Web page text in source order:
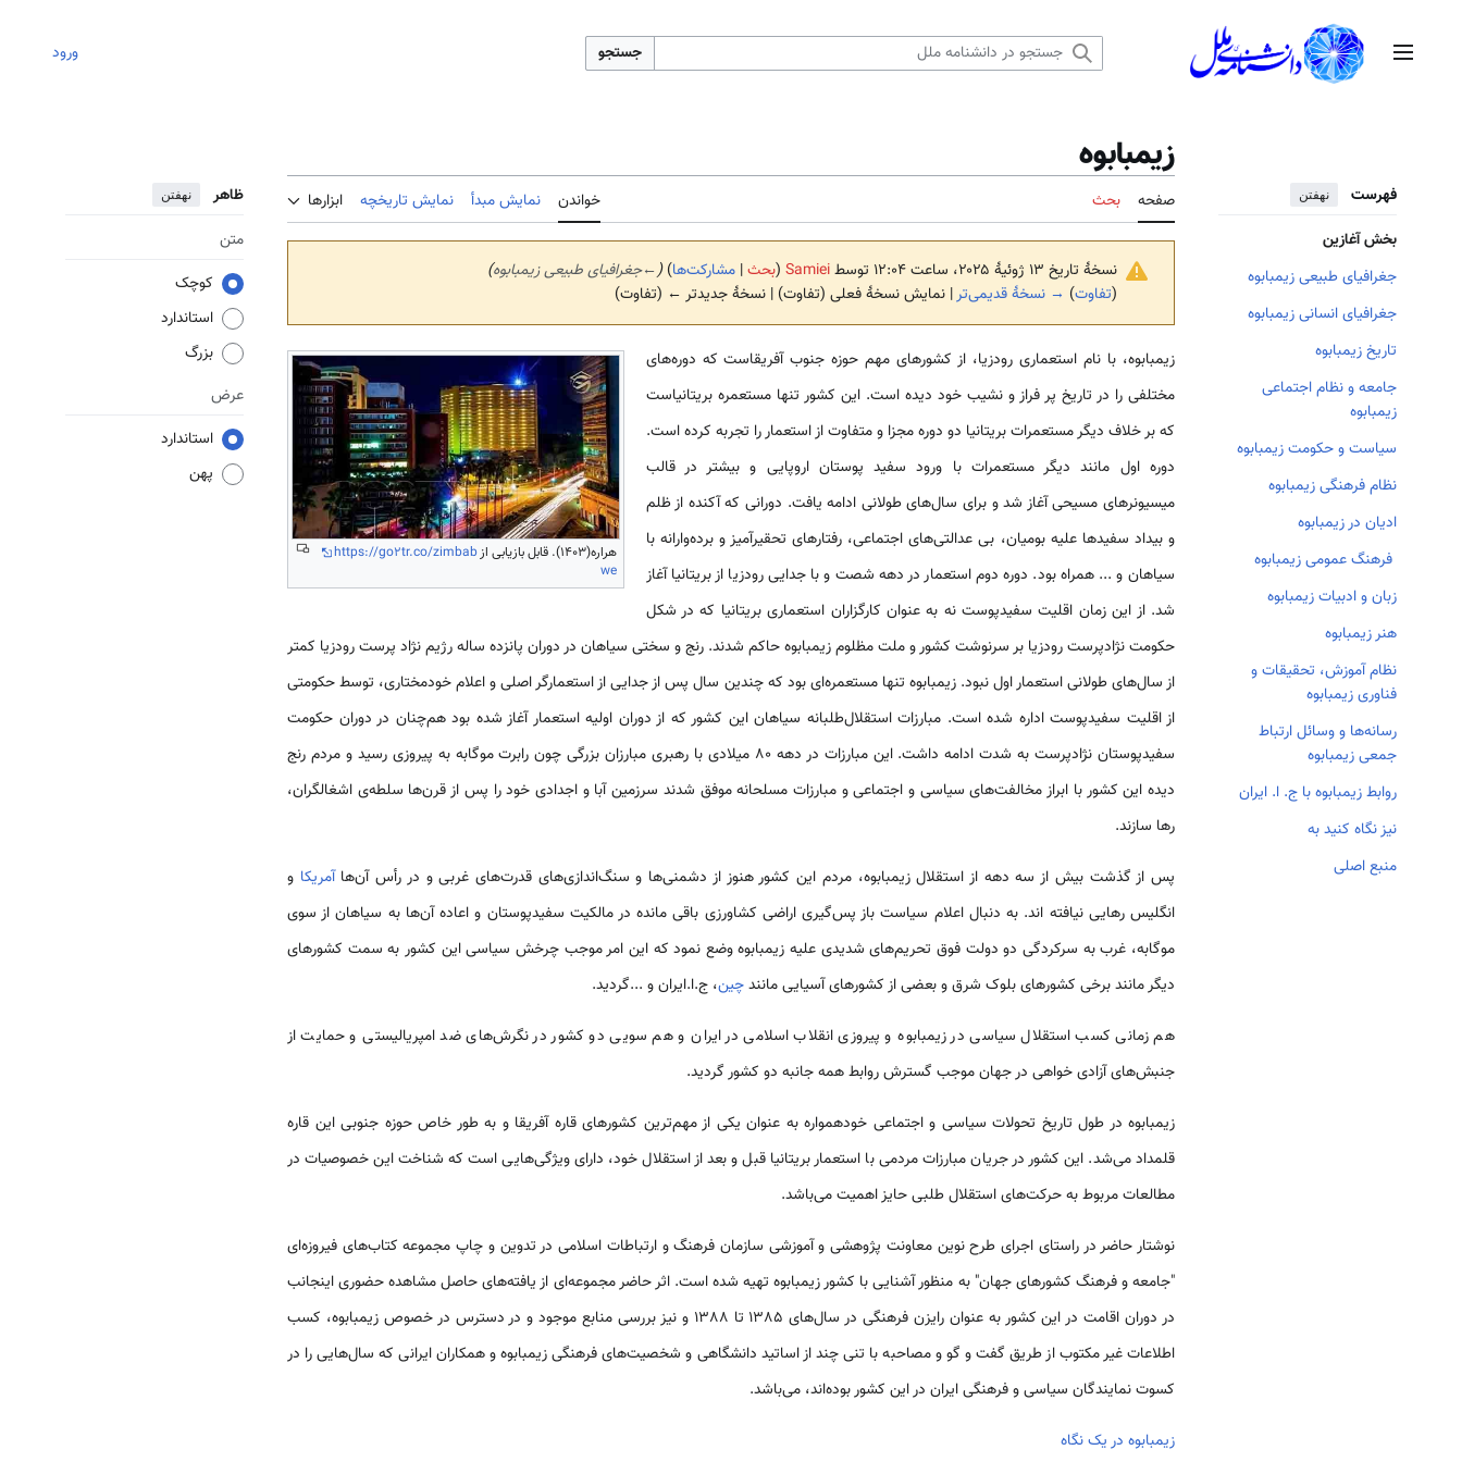
منوی اصلی جستجو ورود
فهرست نهفتن
بخش آغازین
جغرافیای طبیعی زیمبابوه
جغرافیای انسانی زیمبابوه
تاریخ زیمبابوه
جامعه و نظام اجتماعی
زیمبابوه
سیاست و حکومت زیمبابوه
نظام فرهنگی زیمبابوه
ادیان در زیمبابوه
فرهنگ عمومی زیمبابوه
زبان و ادبیات زیمبابوه
هنر زیمبابوه
نظام آموزش، تحقیقات و
فناوری زیمبابوه
رسانه‌ها و وسائل ارتباط
جمعی زیمبابوه
روابط زیمبابوه با ج. ا. ایران
نیز نگاه کنید به
منبع اصلی
زيمبابوه
صفحه بحث خواندن نمایش مبدأ نمایش تاریخچه ابزارها ظاهر نهفتن
متن
کوچک
استاندارد
بزرگ
عرض
استاندارد
پهن
نسخهٔ تاریخ ‏۱۳ ژوئیهٔ ۲۰۲۵، ساعت ۱۲:۰۴ توسط Samiei
(بحث| مشارکت‌ها)
(
←جغرافیای طبیعی زیمبابوه)
(تفاوت) → نسخهٔ قدیمی‌تر| نمایش نسخهٔ فعلی (تفاوت) | نسخهٔ جدیدتر ← (تفاوت)
هراره(1403). قابل بازیابی از
https://go2tr.co/zimbab
we
زیمبابوه، با نام استعماری رودزیا، از کشورهای مهم حوزه جنوب آفریقاست که دوره‌های
مختلفی را در تاریخ پر فراز و نشیب خود دیده است. این کشور تنها مستعمره بریتانیاست
که بر خلاف دیگر مستعمرات بریتانیا دو دوره مجزا و متفاوت از استعمار را تجربه کرده است.
دوره اول مانند دیگر مستعمرات با ورود سفید پوستان اروپایی و بیشتر در قالب
میسیونرهای مسیحی آغاز شد و برای سال‌های طولانی ادامه یافت. دورانی که آکنده از ظلم
و بیداد سفیدها علیه بومیان، بی عدالتی‌های اجتماعی، رفتارهای تحقیرآمیز و برده‌وارانه با
سیاهان و ... همراه بود. دوره دوم استعمار در دهه شصت و با جدایی رودزیا از بریتانیا آغاز
شد. از این زمان اقلیت سفیدپوست نه به عنوان کارگزاران استعماری بریتانیا که در شکل
حکومت نژادپرست رودزیا بر سرنوشت کشور و ملت مظلوم زیمبابوه حاکم شدند. رنج و سختی سیاهان در دوران پانزده ساله رژیم نژاد پرست رودزیا کمتر
از سال‌های طولانی استعمار اول نبود. زیمبابوه تنها مستعمره‌ای بود که چندین سال پس از جدایی از استعمارگر اصلی و اعلام خودمختاری، توسط حکومتی
از اقلیت سفیدپوست اداره شده است. مبارزات استقلال‌طلبانه سیاهان این کشور که از دوران اولیه استعمار آغاز شده بود هم‌چنان در دوران حکومت
سفیدپوستان نژادپرست به شدت ادامه داشت. این مبارزات در دهه 80 میلادی با رهبری مبارزان بزرگی چون رابرت موگابه به پیروزی رسید و مردم رنج
دیده این کشور با ابراز مخالفت‌های سیاسی و اجتماعی و مبارزات مسلحانه موفق شدند سرزمین آبا و اجدادی خود را پس از قرن‌ها سلطه‌ی اشغالگران،
رها سازند.
پس از گذشت بیش از سه دهه از استقلال زیمبابوه، مردم این کشور هنوز از دشمنی‌ها و سنگ‌اندازی‌های قدرت‌های غربی و در رأس آن‌هاآمریکا و
انگلیس رهایی نیافته اند. به دنبال اعلام سیاست باز پس‌گیری اراضی کشاورزی باقی مانده در مالکیت سفیدپوستان و اعاده آن‌ها به سیاهان از سوی
موگابه، غرب به سرکردگی دو دولت فوق تحریم‌های شدیدی علیه زیمبابوه وضع نمود که این امر موجب چرخش سیاسی این کشور به سمت کشورهای
دیگر مانند برخی کشورهای بلوک شرق و بعضی از کشورهای آسیایی مانندچین، ج.ا.ایران و ...گردید.
هم زمانی کسب استقلال سیاسی در زیمبابوه و پیروزی انقلاب اسلامی در ایران و هم سویی دو کشور در نگرش‌های ضد امپریالیستی و حمایت از
جنبش‌های آزادی خواهی در جهان موجب گسترش روابط همه جانبه دو کشور گردید.
زیمبابوه در طول تاریخ تحولات سیاسی و اجتماعی خودهمواره به عنوان یکی از مهم‌ترین کشورهای قاره آفریقا و به طور خاص حوزه جنوبی این قاره
قلمداد می‌شد. این کشور در جریان مبارزات مردمی با استعمار بریتانیا قبل و بعد از استقلال خود، دارای ویژگی‌هایی است که شناخت این خصوصیات در
مطالعات مربوط به حرکت‌های استقلال طلبی حایز اهمیت می‌باشد.
نوشتار حاضر در راستای اجرای طرح نوین معاونت پژوهشی و آموزشی سازمان فرهنگ و ارتباطات اسلامی در تدوین و چاپ مجموعه کتاب‌های فیروزه‌ای
"جامعه و فرهنگ کشورهای جهان" به منظور آشنایی با کشور زیمبابوه تهیه شده است. اثر حاضر مجموعه‌ای از یافته‌های حاصل مشاهده حضوری اینجانب
در دوران اقامت در این کشور به عنوان رایزن فرهنگی در سال‌های 1385 تا 1388 و نیز بررسی منابع موجود و در دسترس در خصوص زیمبابوه، کسب
اطلاعات غیر مکتوب از طریق گفت و گو و مصاحبه با تنی چند از اساتید دانشگاهی و شخصیت‌های فرهنگی زیمبابوه و همکاران ایرانی که سال‌هایی را در
کسوت نمایندگان سیاسی و فرهنگی ایران در این کشور بوده‌اند، می‌باشد.
زیمبابوه در یک نگاه